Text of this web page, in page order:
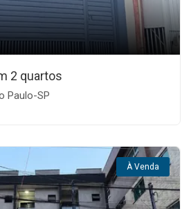
2 quartos
Paulo-SP
À Venda